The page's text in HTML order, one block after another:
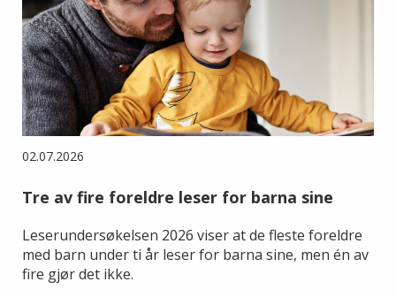
02.07.2026
Tre av fire foreldre leser for barna sine
Leserundersøkelsen 2026 viser at de fleste foreldre
med barn under ti år leser for barna sine, men én av
fire gjør det ikke.